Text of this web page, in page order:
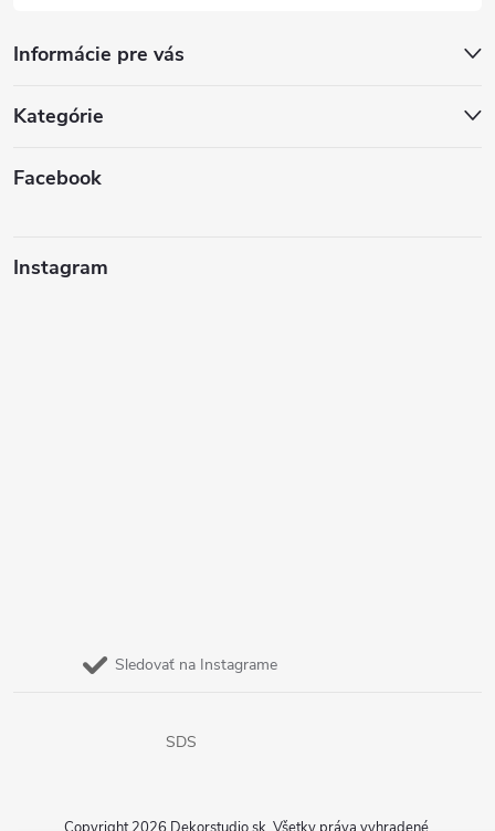
Informácie pre vás
Kategórie
Facebook
Instagram
Sledovať na Instagrame
SDS